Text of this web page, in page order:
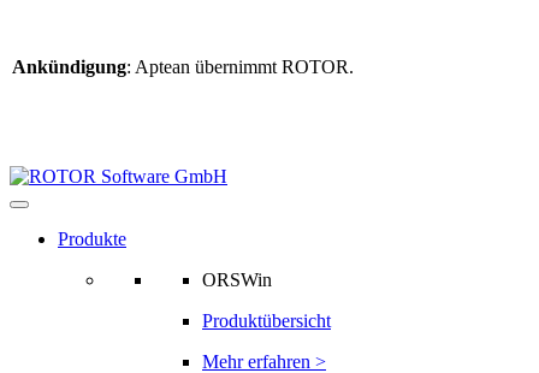
Ankündigung: Aptean übernimmt ROTOR.
Produkte
ORSWin
Produktübersicht
Mehr erfahren >